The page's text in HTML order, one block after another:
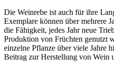
Die Weinrebe ist auch für ihre
Exemplare können über mehrere
die Fähigkeit, jedes Jahr neue
Produktion von Früchten genutzt
einzelne Pflanze über viele Jahre
Beitrag zur Herstellung von Wein